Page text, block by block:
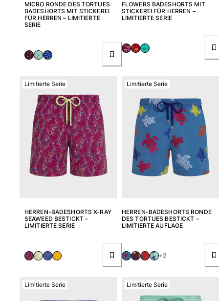
MICRO RONDE DES TORTUES
BADESHORTS MIT STICKEREI
FÜR HERREN – LIMITIERTE
SERIE
FLOWERS BADESHORTS MIT
STICKEREI FÜR HERREN –
LIMITIERTE SERIE
HERREN-BADESHORTS X-RAY
SEAWEED BESTICKT –
LIMITIERTE SERIE
Limitierte Serie
HERREN-BADESHORTS RONDE
DES TORTUES BESTICKT –
LIMITIERTE AUFLAGE
Limitierte Serie
+2
Limitierte Serie Limitierte Serie